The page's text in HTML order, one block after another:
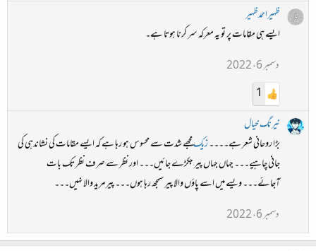
ظہیراحمدظہیر
ایسے ہی مقامات پر تو یہ معرکہ سر کرنا ہوتا ہے۔
دسمبر 6، 2022
1
نیرنگ خیال
بڑا روحانی شعر ہے۔۔۔۔زیکمجھے شدت سے محسوس ہو رہا ہے کہ ایسے مقامات کی نشاندہی کی
جانی چاہیے۔۔۔ جہاں جہاں پیر جکڑے جائیں۔۔۔ اور نظر سے صرف نظر تک بات
آجائے۔۔۔ ویسے میں اسے پاؤں والا پیر سمجھ رہا ہوں۔۔۔ پیر مرید والا نہیں۔۔۔
دسمبر 6، 2022